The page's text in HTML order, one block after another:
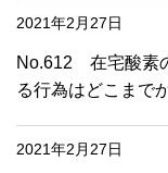
2021年2月27日
No.612 在宅酸素
る行為はどこまで
2021年2月27日